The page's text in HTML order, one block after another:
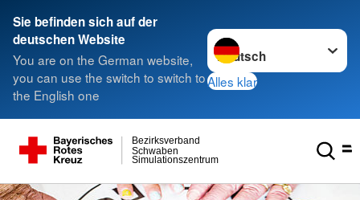
Sie befinden sich auf der
deutschen Website
You are on the German website,
you can use the switch to switch to
the English one
Sprache wechseln zu
Alles klar
Simulationszentrum
Schwaben
Bezirksverband